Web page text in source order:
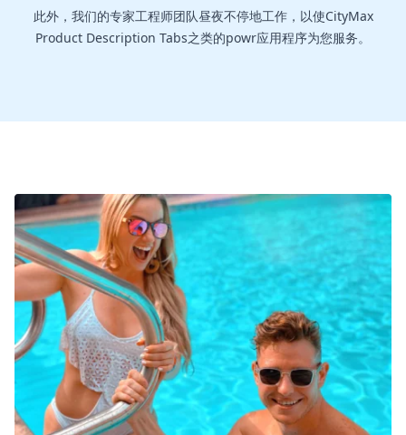
此外，我们的专家工程师团队昼夜不停地工作，以使CityMax
Product Description Tabs之类的powr应用程序为您服务。